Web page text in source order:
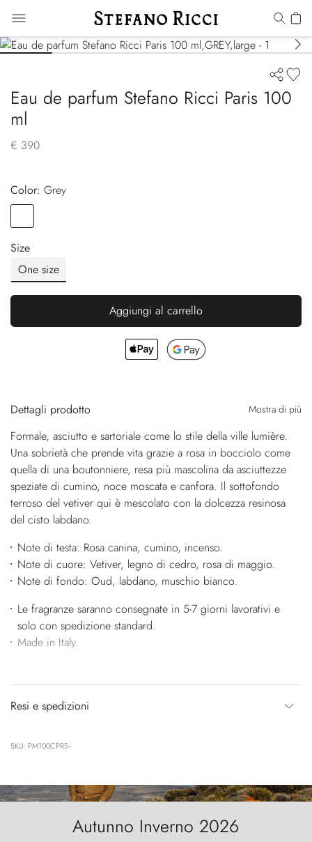
Eau de parfum Stefano Ricci Paris 100
ml
€ 390
Color:
grey
Size
One size
Aggiungi al carrello
Dettagli prodotto Mostra di più
Formale, asciutto e sartoriale come lo stile della ville lumière.
Una sobrietà che prende vita grazie a rosa in bocciolo come
quella di una boutonniere, resa più mascolina da asciuttezze
speziate di cumino, noce moscata e canfora. Il sottofondo
terroso del vetiver qui è mescolato con la dolcezza resinosa
del cisto labdano.
Note di testa: Rosa canina, cumino, incenso.
Note di cuore: Vetiver, legno di cedro, rosa di maggio.
Note di fondo: Oud, labdano, muschio bianco.
Le fragranze saranno consegnate in 5-7 giorni lavorativi e
solo con spedizione standard.
Made in Italy
Resi e spedizioni
SKU: PM100CPRS--
Autunno Inverno 2026